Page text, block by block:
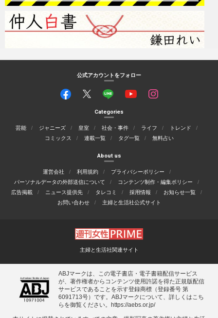
公式アカウントをフォロー
Categories
芸能 ジャニーズ 皇室 社会・事件 ライフ
トレンド
コミックス
連載一覧 タグ一覧 無料占い
About us
運営会社 利用規約
プライバシーポリシー
パーソナルデータの外部送信について
コンテンツ制作・編集ポリシー
広告掲載
ニュース提供先 タレコミ 採用情報
お知らせ一覧
お問い合わせ
主婦と生活社公式サイト
主婦と生活社関連サイト
ABJマークは、この電子書店・電子書籍配信サービス
が、著作権者からコンテンツ使用許諾を得た正規版配信
サービスであることを示す登録商標（登録番号 第
6091713号）です。ABJマークについて、詳しくはこち
らを御覧ください。
https://aebs.or.jp/